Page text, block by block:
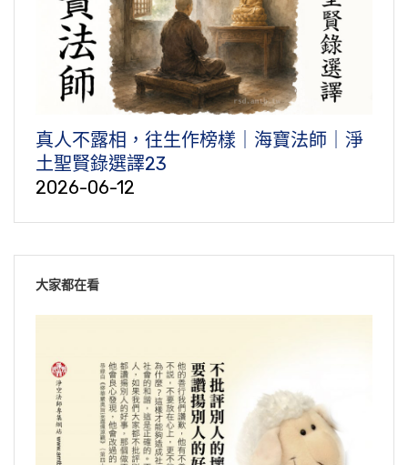
真人不露相，往生作榜樣｜海寶法師｜淨
土聖賢錄選譯23
2026-06-12
大家都在看